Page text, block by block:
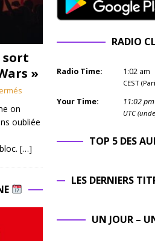
sort
»
on
oubliée
[…]
RADIO
Radio Time: 1:02 am
CEST
Your Time: 11:02pm
UTC
TOP 5 DES
LES DERNIERS
UN JOUR –